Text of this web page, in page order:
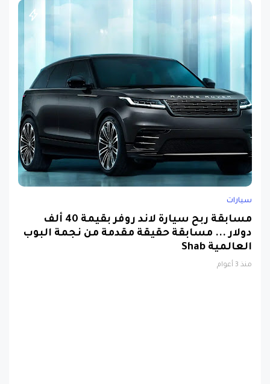
سيارات
مسابقة ربح سيارة لاند روفر بقيمة 40 ألف
دولار ... مسابقة حقيقة مقدمة من نجمة البوب
العالمية Shab
منذ 3 أعوام